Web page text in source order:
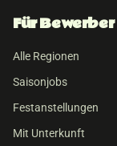
Für Bewerber
Alle Regionen
Saisonjobs
Festanstellungen
Mit Unterkunft